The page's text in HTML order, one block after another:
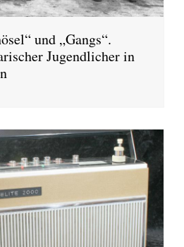
und „Gangs“.
Jugendlicher in